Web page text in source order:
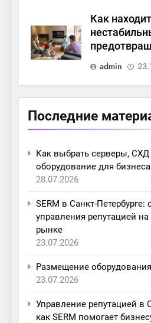
Как
admin
Последние
Как выбрать серверы, СХД
оборудование для
28.07.2026
SERM в Санкт-Петербурге:
управления репутацией на
рынке
23.07.2026
Размещение
23.07.2026
Управление репутацией в
как SERM помогает